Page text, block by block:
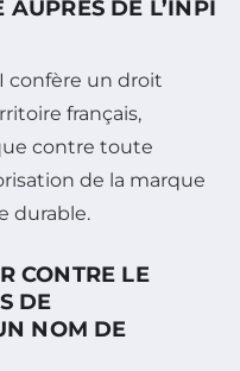
DE L’INPI
confère un droit
français,
contre toute
de la marque
durable.
CONTRE LE
DE
NOM DE